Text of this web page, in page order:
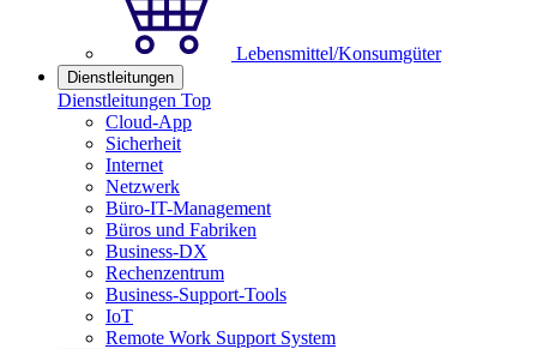
Lebensmittel/Konsumgüter
Dienstleitungen
Dienstleitungen Top
Cloud-App
Sicherheit
Internet
Netzwerk
Büro-IT-Management
Büros und Fabriken
Business-DX
Rechenzentrum
Business-Support-Tools
IoT
Remote Work Support System